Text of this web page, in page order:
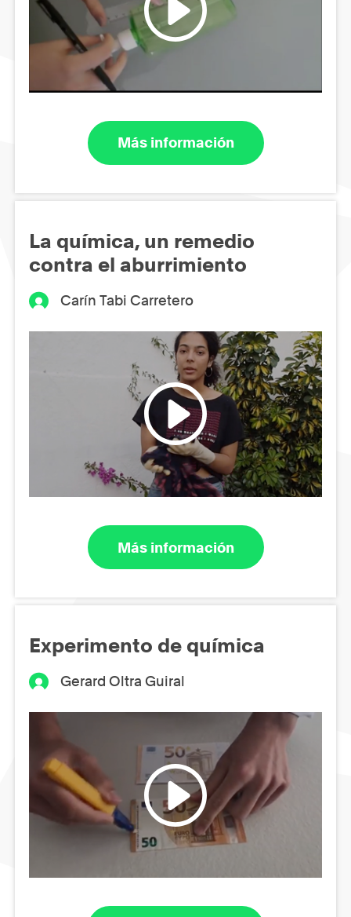
Más información
La química, un remedio
contra el aburrimiento
Carín Tabi Carretero
Más información
Experimento de química
Gerard Oltra Guiral